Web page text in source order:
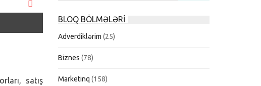
satış
BLOQ BÖLMƏLƏRI
Adverdiklərim (25)
Biznes (78)
Marketinq (158)